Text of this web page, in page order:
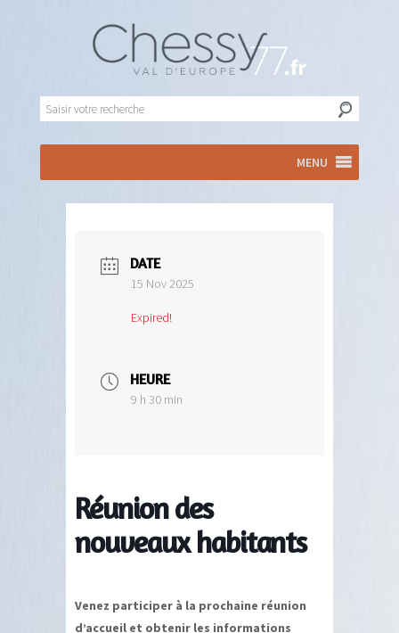
MENU
DATE
15 Nov 2025
Expired!
HEURE
9 h 30 min
Réunion des
nouveaux habitants
Venez participer à la prochaine réunion
d’accueil et obtenir les informations